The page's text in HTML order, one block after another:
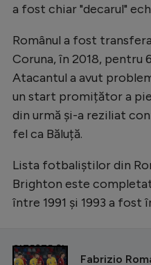
a fost chiar "decarul"
Românul a fost
Coruna, în 2018, pentru
Atacantul a avut
un start promițător a
din urmă și-a reziliat
fel ca Băluță.
Lista fotbaliștilor din
Brighton este
între 1991 și 1993 a fost
CITEȘTE ȘI
Fabrizio